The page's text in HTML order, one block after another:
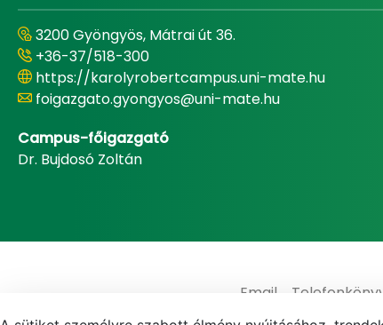
3200 Gyöngyös, Mátrai út 36.
+36-37/518-300
https://karolyrobertcampus.uni-mate.hu
foigazgato.gyongyos@uni-mate.hu
Campus-főigazgató
Dr. Bujdosó Zoltán
Email